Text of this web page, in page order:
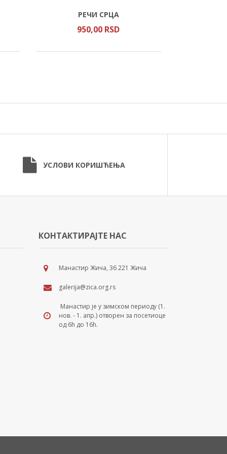
РЕЧИ СРЦА
950,00 RSD
УСЛОВИ КОРИШЋЕЊА
КОНТАКТИРАЈТЕ НАС
Манастир Жича, 36 221 Жича
galerija@zica.org.rs
Манастир је у зимском периоду (1.
нов. - 1. апр.) отворен за посетиоце
од 6h до 16h.